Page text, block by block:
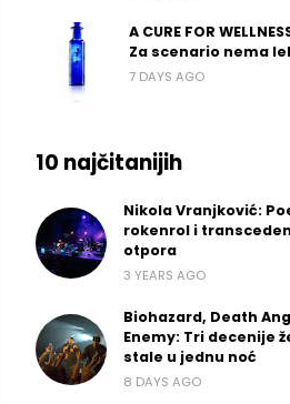
A CURE FOR
Za scenario nema
7 DAYS AGO
10 najčitanijih
Nikola Vranjković:
rokenrol i
otpora
3 YEARS AGO
Biohazard, Death
Enemy: Tri decenije
stale u jednu noć
8 DAYS AGO